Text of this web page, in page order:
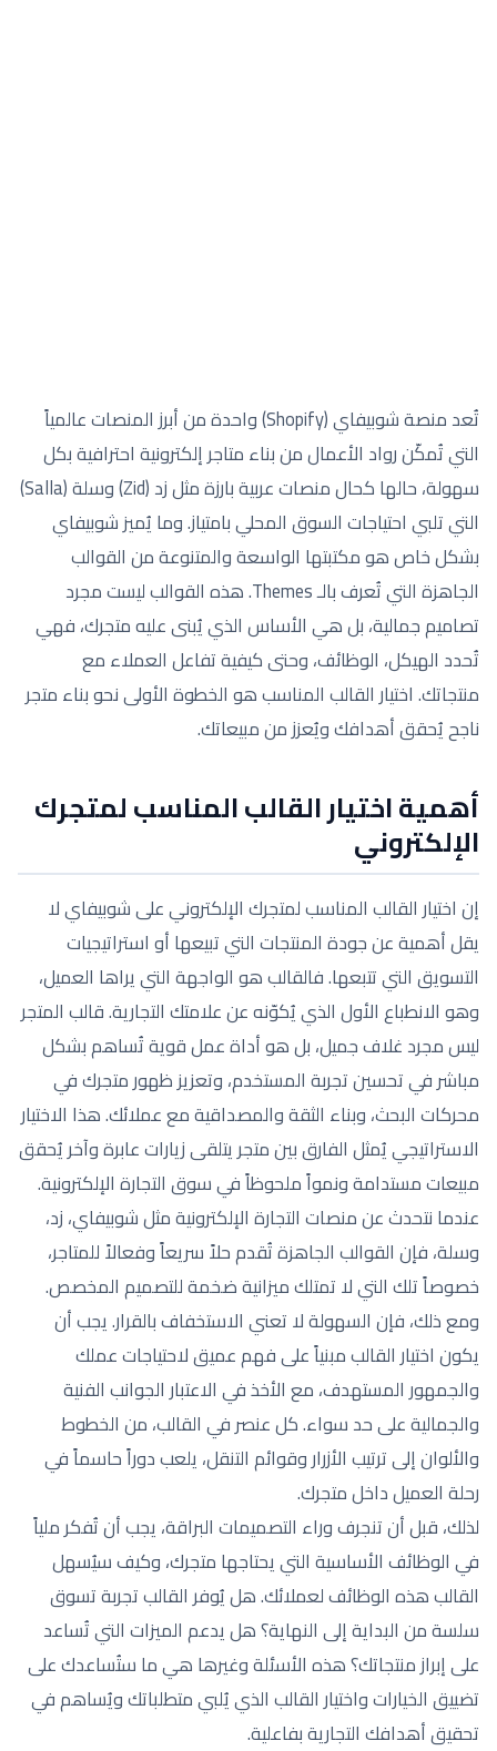
تُعد منصة شوبيفاي (Shopify) واحدة من أبرز المنصات عالمياً
التي تُمكّن رواد الأعمال من بناء متاجر إلكترونية احترافية بكل
سهولة، حالها كحال منصات عربية بارزة مثل زد (Zid) وسلة (Salla)
التي تلبي احتياجات السوق المحلي بامتياز. وما يُميز شوبيفاي
بشكل خاص هو مكتبتها الواسعة والمتنوعة من القوالب
الجاهزة التي تُعرف بالـ Themes. هذه القوالب ليست مجرد
تصاميم جمالية، بل هي الأساس الذي يُبنى عليه متجرك، فهي
تُحدد الهيكل، الوظائف، وحتى كيفية تفاعل العملاء مع
منتجاتك. اختيار القالب المناسب هو الخطوة الأولى نحو بناء متجر
ناجح يُحقق أهدافك ويُعزز من مبيعاتك.
أهمية اختيار القالب المناسب لمتجرك
الإلكتروني
إن اختيار القالب المناسب لمتجرك الإلكتروني على شوبيفاي لا
يقل أهمية عن جودة المنتجات التي تبيعها أو استراتيجيات
التسويق التي تتبعها. فالقالب هو الواجهة التي يراها العميل،
وهو الانطباع الأول الذي يُكوّنه عن علامتك التجارية. قالب المتجر
ليس مجرد غلاف جميل، بل هو أداة عمل قوية تُساهم بشكل
مباشر في تحسين تجربة المستخدم، وتعزيز ظهور متجرك في
محركات البحث، وبناء الثقة والمصداقية مع عملائك. هذا الاختيار
الاستراتيجي يُمثل الفارق بين متجر يتلقى زيارات عابرة وآخر يُحقق
مبيعات مستدامة ونمواً ملحوظاً في سوق التجارة الإلكترونية.
عندما نتحدث عن منصات التجارة الإلكترونية مثل شوبيفاي، زد،
وسلة، فإن القوالب الجاهزة تُقدم حلاً سريعاً وفعالاً للمتاجر،
خصوصاً تلك التي لا تمتلك ميزانية ضخمة للتصميم المخصص.
ومع ذلك، فإن السهولة لا تعني الاستخفاف بالقرار. يجب أن
يكون اختيار القالب مبنياً على فهم عميق لاحتياجات عملك
والجمهور المستهدف، مع الأخذ في الاعتبار الجوانب الفنية
والجمالية على حد سواء. كل عنصر في القالب، من الخطوط
والألوان إلى ترتيب الأزرار وقوائم التنقل، يلعب دوراً حاسماً في
رحلة العميل داخل متجرك.
لذلك، قبل أن تنجرف وراء التصميمات البراقة، يجب أن تُفكر ملياً
في الوظائف الأساسية التي يحتاجها متجرك، وكيف سيُسهل
القالب هذه الوظائف لعملائك. هل يُوفر القالب تجربة تسوق
سلسة من البداية إلى النهاية؟ هل يدعم الميزات التي تُساعد
على إبراز منتجاتك؟ هذه الأسئلة وغيرها هي ما ستُساعدك على
تضييق الخيارات واختيار القالب الذي يُلبي متطلباتك ويُساهم في
تحقيق أهدافك التجارية بفاعلية.